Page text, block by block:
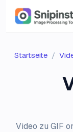
Startseite
Video zu GIF